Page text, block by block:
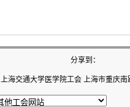
上海交通大学医学院工会 上海市重庆
分享到：